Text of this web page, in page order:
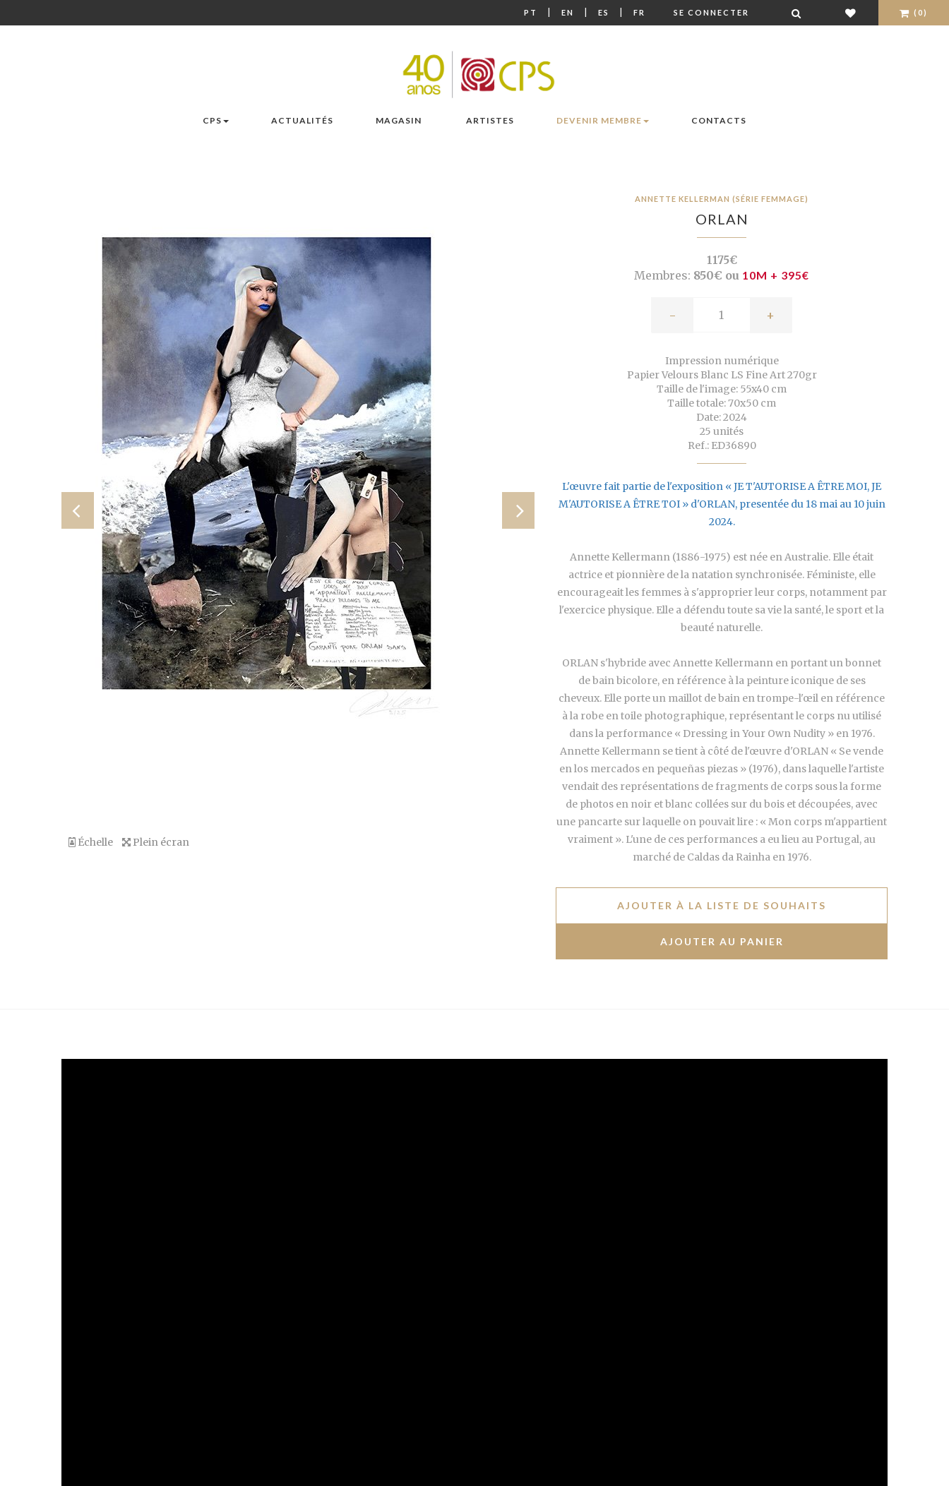
PT | EN | ES | FR SE CONNECTER (0)
CPS ACTUALITÉS MAGASIN ARTISTES DEVENIR MEMBRE CONTACTS
Échelle Plein écran
ANNETTE KELLERMAN (SÉRIE FEMMAGE)
ORLAN
1175€
Membres: 850€ ou 10M + 395€
- +
Impression numérique
Papier Velours Blanc LS Fine Art 270gr
Taille de l'image: 55x40 cm
Taille totale: 70x50 cm
Date: 2024
25 unités
Ref.: ED36890
L'œuvre fait partie de l'exposition « JE T'AUTORISE A ÊTRE MOI, JE
M'AUTORISE A ÊTRE TOI » d'ORLAN, presentée du 18 mai au 10 juin
2024.
Annette Kellermann (1886-1975) est née en Australie. Elle était
actrice et pionnière de la natation synchronisée. Féministe, elle
encourageait les femmes à s'approprier leur corps, notamment par
l'exercice physique. Elle a défendu toute sa vie la santé, le sport et la
beauté naturelle.
ORLAN s'hybride avec Annette Kellermann en portant un bonnet
de bain bicolore, en référence à la peinture iconique de ses
cheveux. Elle porte un maillot de bain en trompe-l'œil en référence
à la robe en toile photographique, représentant le corps nu utilisé
dans la performance « Dressing in Your Own Nudity » en 1976.
Annette Kellermann se tient à côté de l'œuvre d'ORLAN « Se vende
en los mercados en pequeñas piezas » (1976), dans laquelle l'artiste
vendait des représentations de fragments de corps sous la forme
de photos en noir et blanc collées sur du bois et découpées, avec
une pancarte sur laquelle on pouvait lire : « Mon corps m'appartient
vraiment ». L'une de ces performances a eu lieu au Portugal, au
marché de Caldas da Rainha en 1976.
AJOUTER À LA LISTE DE SOUHAITS